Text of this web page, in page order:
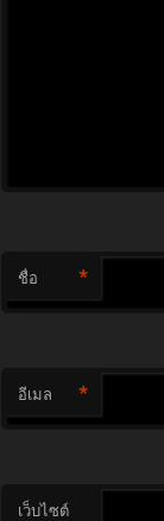
ชื่อ *
อีเมล *
เว็บไซต์